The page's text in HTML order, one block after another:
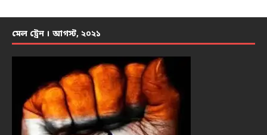
মেল ট্রেন । আগস্ট, ২০২১